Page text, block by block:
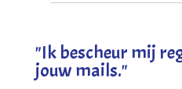
"Ik bescheur mij
jouw mails."